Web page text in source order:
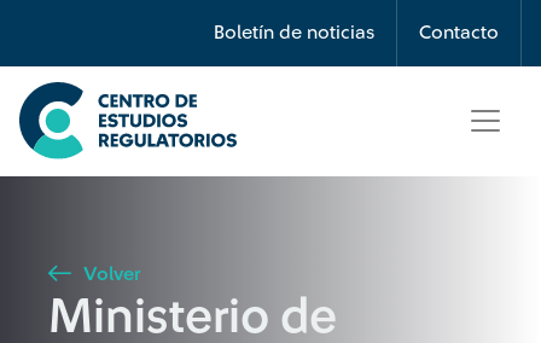
Boletín de noticias Contacto
Búsqueda
Seleccione país
Buscar
Volver
Ministerio de